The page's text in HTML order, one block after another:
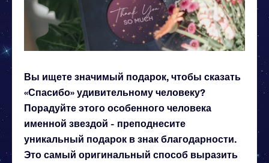
Вы ищете значимый подарок, чтобы сказать
«Спасибо» удивительному человеку?
Порадуйте этого особенного человека
именной звездой - преподнесите
уникальный подарок в знак благодарности.
Это самый оригинальный способ выразить